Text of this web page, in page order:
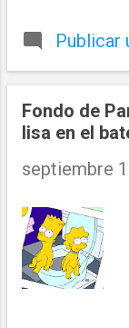
Publicar
Fondo de
lisa en el
septiembre